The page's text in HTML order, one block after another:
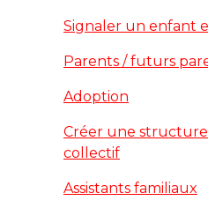
Signaler un enfant
Parents / futurs
Adoption
Créer une structure
collectif
Assistants familiaux